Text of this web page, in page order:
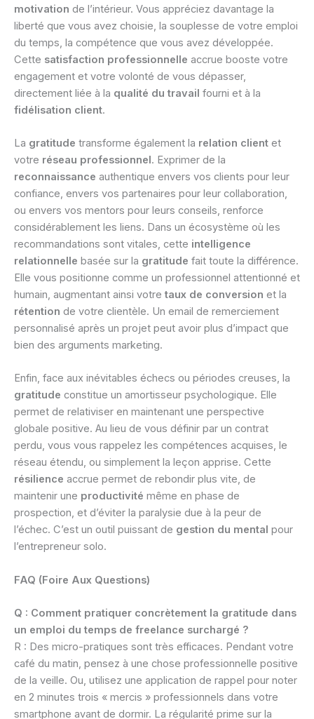
motivation de l’intérieur. Vous appréciez davantage la
liberté que vous avez choisie, la souplesse de votre emploi
du temps, la compétence que vous avez développée.
Cette satisfaction professionnelle accrue booste votre
engagement et votre volonté de vous dépasser,
directement liée à la qualité du travail fourni et à la
fidélisation client.
La gratitude transforme également la relation client et
votre réseau professionnel. Exprimer de la
reconnaissance authentique envers vos clients pour leur
confiance, envers vos partenaires pour leur collaboration,
ou envers vos mentors pour leurs conseils, renforce
considérablement les liens. Dans un écosystème où les
recommandations sont vitales, cette intelligence
relationnelle basée sur la gratitude fait toute la différence.
Elle vous positionne comme un professionnel attentionné et
humain, augmentant ainsi votre taux de conversion et la
rétention de votre clientèle. Un email de remerciement
personnalisé après un projet peut avoir plus d’impact que
bien des arguments marketing.
Enfin, face aux inévitables échecs ou périodes creuses, la
gratitude constitue un amortisseur psychologique. Elle
permet de relativiser en maintenant une perspective
globale positive. Au lieu de vous définir par un contrat
perdu, vous vous rappelez les compétences acquises, le
réseau étendu, ou simplement la leçon apprise. Cette
résilience accrue permet de rebondir plus vite, de
maintenir une productivité même en phase de
prospection, et d’éviter la paralysie due à la peur de
l’échec. C’est un outil puissant de gestion du mental pour
l’entrepreneur solo.
FAQ (Foire Aux Questions)
Q : Comment pratiquer concrètement la gratitude dans
un emploi du temps de freelance surchargé ?
R : Des micro-pratiques sont très efficaces. Pendant votre
café du matin, pensez à une chose professionnelle positive
de la veille. Ou, utilisez une application de rappel pour noter
en 2 minutes trois « mercis » professionnels dans votre
smartphone avant de dormir. La régularité prime sur la